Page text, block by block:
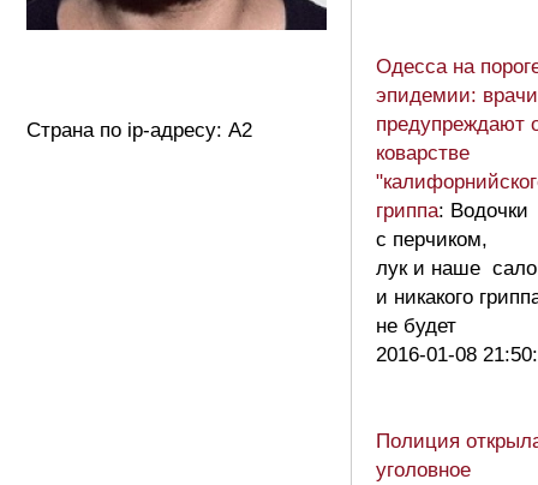
Страна по ip-адресу: A2
Одесса на
эпидемии: врачи
предупреждают
коварстве
гриппа: Водочки
с перчиком,
лук и наше сало
и никакого
не будет
2016-01-08
Полиция
уголовное